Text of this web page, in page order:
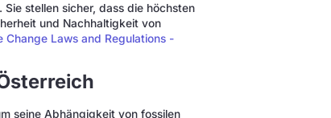
stellen sicher, dass die höchsten
und Nachhaltigkeit von
Change Laws and Regulations -
seine Abhängigkeit von fossilen